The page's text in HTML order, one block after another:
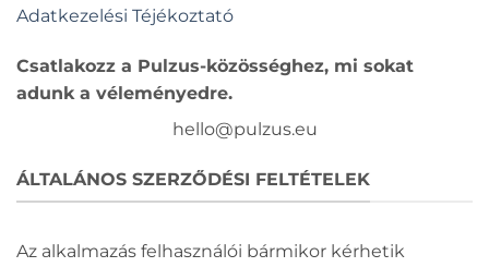
Adatkezelési Téjékoztató
Csatlakozz a Pulzus-közösséghez, mi sokat
adunk a véleményedre.
hello@pulzus.eu
ÁLTALÁNOS SZERZŐDÉSI FELTÉTELEK
Az alkalmazás felhasználói bármikor kérhetik